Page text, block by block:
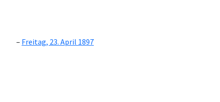
Freitag, 23. April 1897